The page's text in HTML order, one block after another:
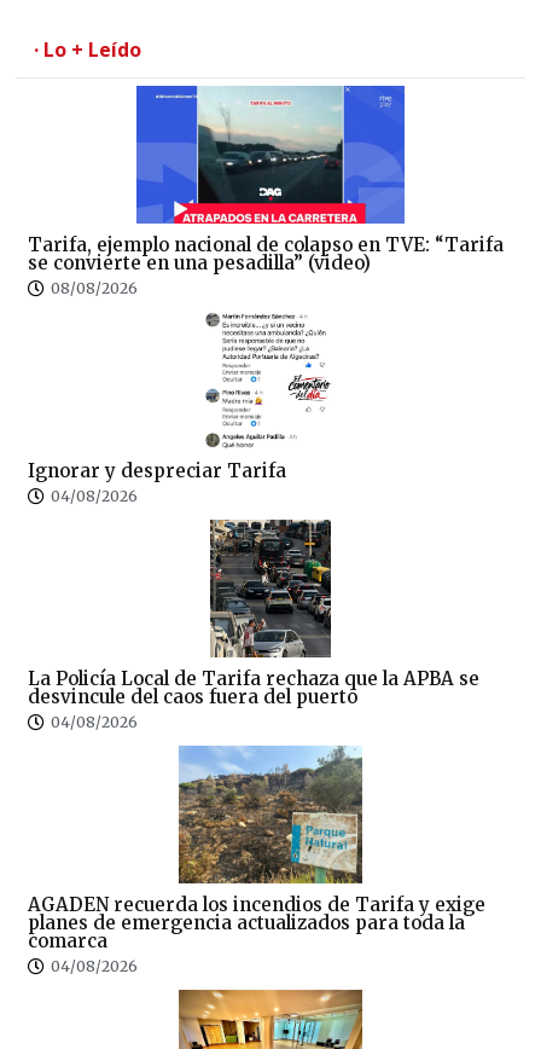
· Lo + Leído
Tarifa, ejemplo nacional de colapso en TVE: “Tarifa
se convierte en una pesadilla” (video)
08/08/2026
Ignorar y despreciar Tarifa
04/08/2026
La Policía Local de Tarifa rechaza que la APBA se
desvincule del caos fuera del puerto
04/08/2026
AGADEN recuerda los incendios de Tarifa y exige
planes de emergencia actualizados para toda la
comarca
04/08/2026